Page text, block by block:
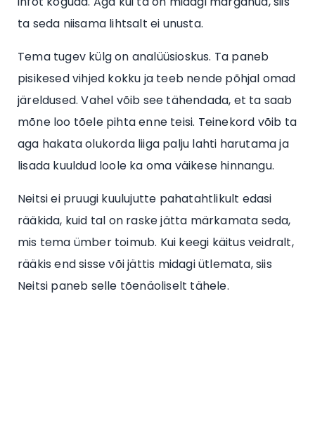
ta seda niisama lihtsalt ei unusta.
Tema tugev külg on analüüsioskus. Ta paneb
pisikesed vihjed kokku ja teeb nende põhjal omad
järeldused. Vahel võib see tähendada, et ta saab
mõne loo tõele pihta enne teisi. Teinekord võib ta
aga hakata olukorda liiga palju lahti harutama ja
lisada kuuldud loole ka oma väikese hinnangu.
Neitsi ei pruugi kuulujutte pahatahtlikult edasi
rääkida, kuid tal on raske jätta märkamata seda,
mis tema ümber toimub. Kui keegi käitus veidralt,
rääkis end sisse või jättis midagi ütlemata, siis
Neitsi paneb selle tõenäoliselt tähele.